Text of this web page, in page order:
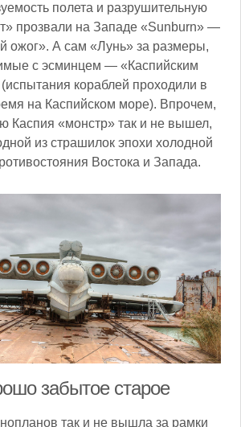
полета и разрушительную
прозвали на Западе «Sunburn» —
ожог». А сам «Лунь» за размеры,
с эсминцем — «Каспийским
кораблей проходили в
на Каспийском море). Впрочем,
Каспия «монстр» так и не вышел,
из страшилок эпохи холодной
Востока и Запада.
забытое старое
так и не вышла за рамки